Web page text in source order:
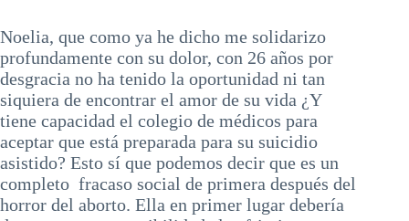
Noelia, que como ya he dicho me solidarizo
profundamente con su dolor, con 26 años por
desgracia no ha tenido la oportunidad ni tan
siquiera de encontrar el amor de su vida ¿Y
tiene capacidad el colegio de médicos para
aceptar que está preparada para su suicidio
asistido? Esto sí que podemos decir que es un
completo fracaso social de primera después del
horror del aborto. Ella en primer lugar debería